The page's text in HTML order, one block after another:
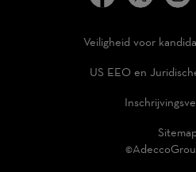
Veiligheid voor
US EEO en